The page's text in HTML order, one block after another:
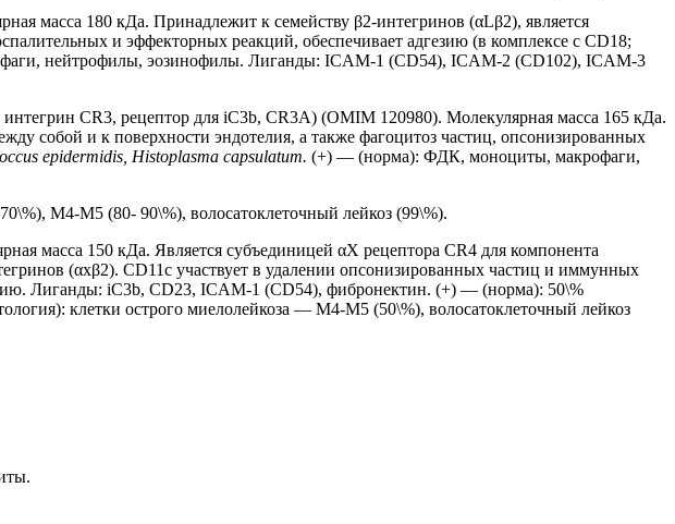
масса 180 кДа. Принадлежит к семейству β2-интегринов (αLβ2), является
и эффекторных реакций, обеспечивает адгезию (в комплексе с CD18;
нейтрофилы, эозинофилы. Лиганды: ICAM-1 (CD54), ICAM-2 (CD102), ICAM-3
CR3, рецептор для iC3b, CR3A) (OMIM 120980). Молекулярная масса 165 кДа.
собой и к поверхности эндотелия, а также фагоцитоз частиц, опсонизированных
epidermidis, Histoplasma capsulatum. (+) — (норма): ФДК, моноциты, макрофаги,
M4-M5 (80- 90\%), волосатоклеточный лейкоз (99\%).
масса 150 кДа. Является субъединицей αX рецептора CR4 для компонента
(αxβ2). CD11c участвует в удалении опсонизированных частиц и иммунных
Лиганды: iC3b, CD23, ICAM-1 (CD54), фибронектин. (+) — (норма): 50\%
клетки острого миелолейкоза — M4-M5 (50\%), волосатоклеточный лейкоз